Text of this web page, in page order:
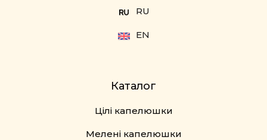
RU
EN
Каталог
Цілі капелюшки
Мелені капелюшки